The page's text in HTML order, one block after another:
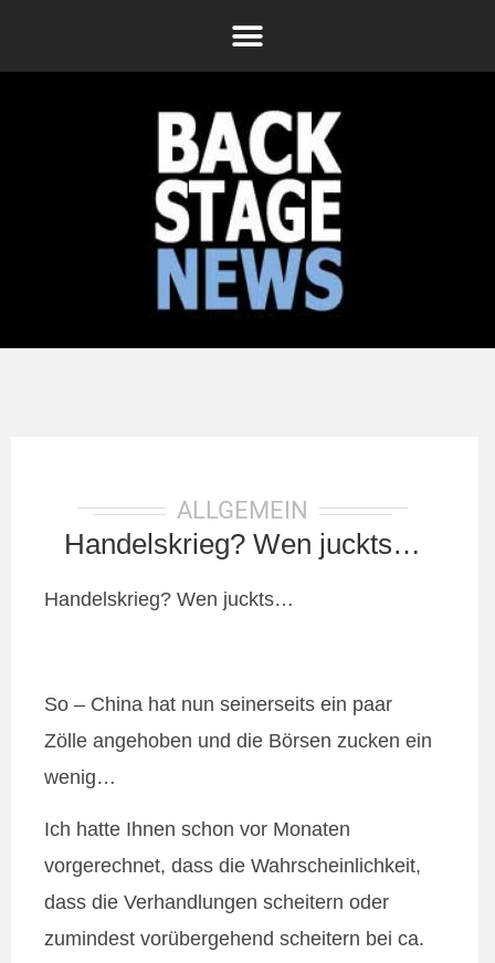
ALLGEMEIN
Handelskrieg? Wen juckts…
Handelskrieg? Wen juckts…
So – China hat nun seinerseits ein paar
Zölle angehoben und die Börsen zucken ein
wenig…
Ich hatte Ihnen schon vor Monaten
vorgerechnet, dass die Wahrscheinlichkeit,
dass die Verhandlungen scheitern oder
zumindest vorübergehend scheitern bei ca.